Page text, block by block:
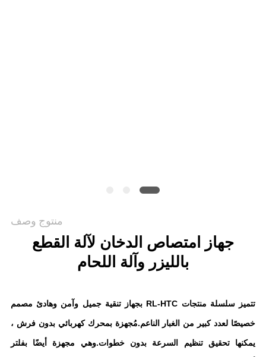
منتوج وصف
جهاز امتصاص الدخان لآلة القطع
بالليزر وآلة اللحام
تتميز سلسلة منتجات RL-HTC بجهاز تنقية جميل وآمن وهادئ مصمم
خصيصًا لعدد كبير من الغبار الناعم.مُجهزة بمحرك كهربائي بدون فرش ،
يمكنها تحقيق تنظيم السرعة بدون خطوات.وهي مجهزة أيضًا بفلتر